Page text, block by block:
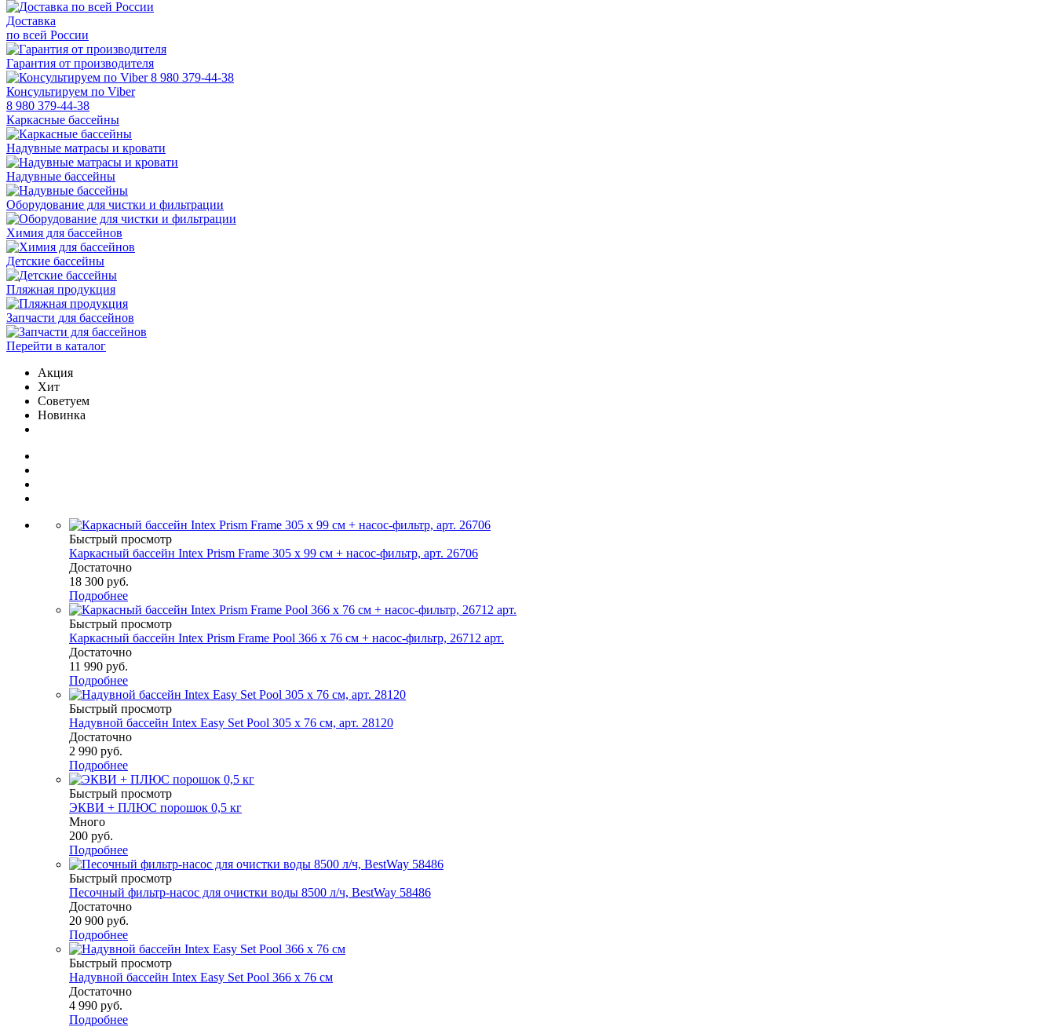
Доставка
по всей России
Гарантия от производителя
Консультируем по Viber
8 980 379-44-38
Каркасные бассейны
Надувные матрасы и кровати
Надувные бассейны
Оборудование для чистки и фильтрации
Химия для бассейнов
Детские бассейны
Пляжная продукция
Запчасти для бассейнов
Перейти в каталог
Акция
Хит
Советуем
Новинка
Быстрый просмотр
Каркасный бассейн Intex Prism Frame 305 х 99 см + насос-фильтр, арт. 26706
Достаточно
18 300 руб.
Подробнее
Быстрый просмотр
Каркасный бассейн Intex Prism Frame Pool 366 х 76 см + насос-фильтр, 26712 арт.
Достаточно
11 990 руб.
Подробнее
Быстрый просмотр
Надувной бассейн Intex Easy Set Pool 305 х 76 см, арт. 28120
Достаточно
2 990 руб.
Подробнее
Быстрый просмотр
ЭКВИ + ПЛЮС порошок 0,5 кг
Много
200 руб.
Подробнее
Быстрый просмотр
Песочный фильтр-насос для очистки воды 8500 л/ч, BestWay 58486
Достаточно
20 900 руб.
Подробнее
Быстрый просмотр
Надувной бассейн Intex Easy Set Pool 366 х 76 см
Достаточно
4 990 руб.
Подробнее